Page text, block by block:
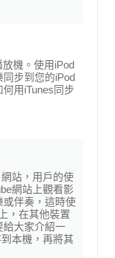
機。使用iPod
步到您的iPod
何用iTunes同步
站，用戶的使
網站上觀看影
或伴奏，這時使
，在其他裝置
給大家介紹一
本機，再將其